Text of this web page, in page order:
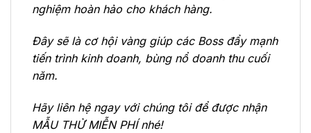
nghiệm hoàn hảo cho khách hàng.
Đây sẽ là cơ hội vàng giúp các Boss đẩy mạnh
tiến trình kinh doanh, bùng nổ doanh thu cuối
năm.
Hãy liên hệ ngay với chúng tôi để được nhận
MẪU THỬ MIỄN PHÍ nhé!